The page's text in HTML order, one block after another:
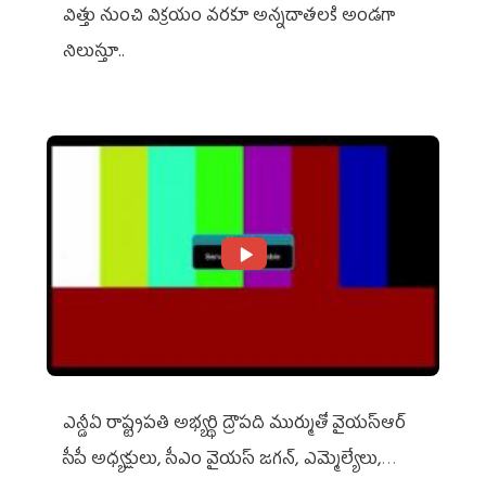
విత్తు నుంచి విక్రయం వరకూ అన్నదాతలకి అండగా
నిలుస్తూ..
ఎన్డీఏ రాష్ట్ర‌ప‌తి అభ్య‌ర్థి ద్రౌప‌ది ముర్ముతో వైయ‌స్ఆర్
సీపీ అధ్య‌క్షులు, సీఎం వైయ‌స్ జ‌గ‌న్, ఎమ్మెల్యేలు,